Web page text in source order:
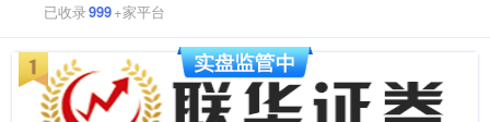
已收录999+家平台